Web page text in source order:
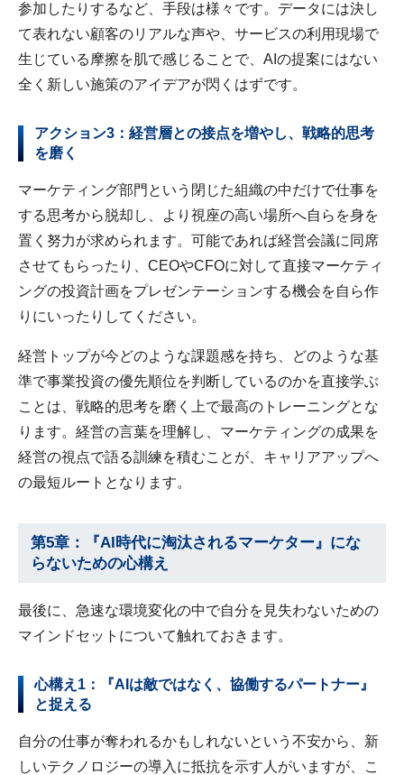
参加したりするなど、手段は様々です。データには決し
て表れない顧客のリアルな声や、サービスの利用現場で
生じている摩擦を肌で感じることで、AIの提案にはない
全く新しい施策のアイデアが閃くはずです。
アクション3：経営層との接点を増やし、戦略的思考
を磨く
マーケティング部門という閉じた組織の中だけで仕事を
する思考から脱却し、より視座の高い場所へ自らを身を
置く努力が求められます。可能であれば経営会議に同席
させてもらったり、CEOやCFOに対して直接マーケティ
ングの投資計画をプレゼンテーションする機会を自ら作
りにいったりしてください。
経営トップが今どのような課題感を持ち、どのような基
準で事業投資の優先順位を判断しているのかを直接学ぶ
ことは、戦略的思考を磨く上で最高のトレーニングとな
ります。経営の言葉を理解し、マーケティングの成果を
経営の視点で語る訓練を積むことが、キャリアアップへ
の最短ルートとなります。
第5章：『AI時代に淘汰されるマーケター』にな
らないための心構え
最後に、急速な環境変化の中で自分を見失わないための
マインドセットについて触れておきます。
心構え1：『AIは敵ではなく、協働するパートナー』
と捉える
自分の仕事が奪われるかもしれないという不安から、新
しいテクノロジーの導入に抵抗を示す人がいますが、こ